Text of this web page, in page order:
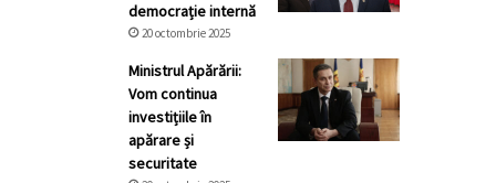
democrație internă
20 octombrie 2025
Ministrul Apărării:
Vom continua
investițiile în
apărare și
securitate